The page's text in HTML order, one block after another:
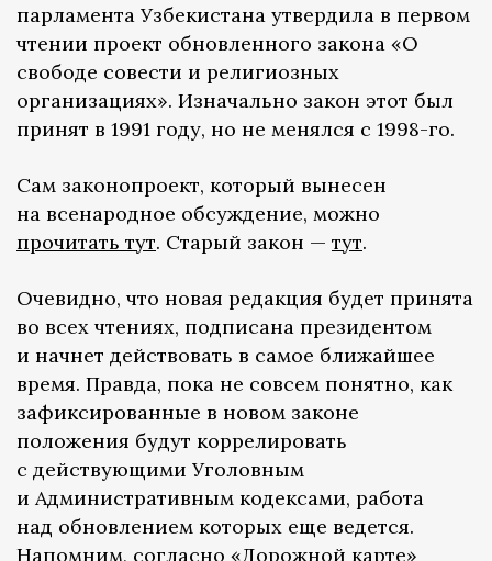
парламента Узбекистана утвердила в первом
чтении проект обновленного закона «О
свободе совести и религиозных
организациях». Изначально закон этот был
принят в 1991 году, но не менялся с 1998-го.
Сам законопроект, который вынесен
на всенародное обсуждение, можно
прочитать тут. Старый закон — тут.
Очевидно, что новая редакция будет принята
во всех чтениях, подписана президентом
и начнет действовать в самое ближайшее
время. Правда, пока не совсем понятно, как
зафиксированные в новом законе
положения будут коррелировать
с действующими Уголовным
и Административным кодексами, работа
над обновлением которых еще ведется.
Напомним, согласно «Дорожной карте»